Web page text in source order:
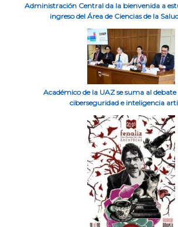
Administración Central da la bienvenida a
ingreso del Área de Ciencias de la
Académico de la UAZ se suma al
ciberseguridad e inteligencia